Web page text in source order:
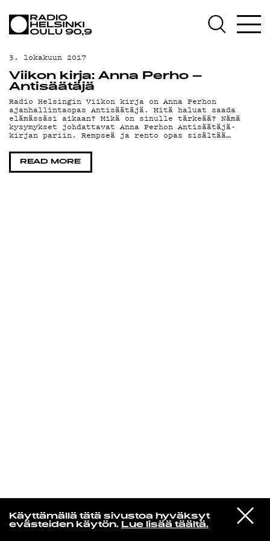
Käyttämällä tätä sivustoa hyväksyt
evästeiden käytön. Lue lisää täältä.
VIESTI
STUDIOON
Jaakko Eino Kalevi
Palace In My Head
AJANKOHTAISTA
OHJELMAT
TEKIJÄT
ON-DEMAND
PODCAST
MAINOSTA
3. lokakuun 2017
Viikon kirja: Anna Perho –
Antisäätäjä
Radio Helsingin Viikon kirja on Anna Perhon
ajanhallintaopas Antisäätäjä. Mitä haluat saada
elämässäsi aikaan? Mikä on sinulle tärkeää? Nämä
kysymykset johdattavat Anna Perhon Antisäätäjä-
kirjan pariin. Rempseä ja rento opas sisältää…
READ MORE